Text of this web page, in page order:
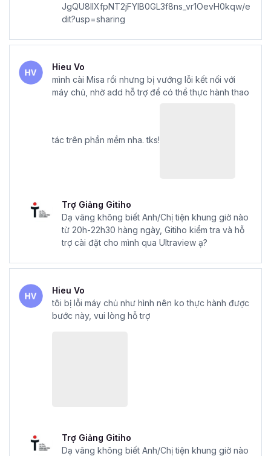
JgQU8llXfpNT2jFYlB0GL3f8ns_vr1OevH0kqw/e
dit?usp=sharing
Hieu Vo
mình cài Misa rồi nhưng bị vướng lỗi kết nối với
máy chủ, nhờ add hỗ trợ để có thể thực hành thao
tác trên phần mềm nha. tks!
Trợ Giảng Gitiho
Dạ vâng không biết Anh/Chị tiện khung giờ nào
từ 20h-22h30 hàng ngày, Gitiho kiểm tra và hỗ
trợ cài đặt cho mình qua Ultraview ạ?
Hieu Vo
tôi bị lỗi máy chủ như hình nên ko thực hành được
bước này, vui lòng hỗ trợ
Trợ Giảng Gitiho
Dạ vâng không biết Anh/Chị tiện khung giờ nào